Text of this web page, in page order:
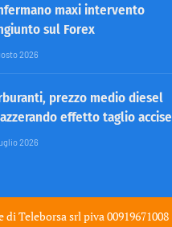
maxi intervento
sul Forex
2026
prezzo medio diesel
effetto taglio accise
2026
di Teleborsa srl piva 00919671008